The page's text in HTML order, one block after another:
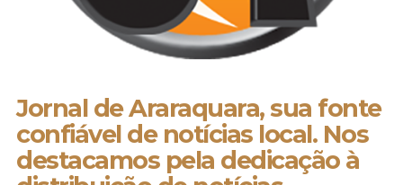
Jornal de Araraquara, sua fonte
confiável de notícias local. Nos
destacamos pela dedicação à